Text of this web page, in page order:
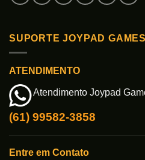
SUPORTE JOYPAD GAMES
ATENDIMENTO
Atendimento Joypad
(61) 99582-3858
Entre em Contato